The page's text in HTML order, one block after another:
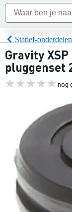
Statief-onderdelen
Gravity
pluggenset
nog